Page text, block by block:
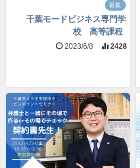
募集
千葉モードビジネス専門学
校 高等課程
2023/6/8 2428